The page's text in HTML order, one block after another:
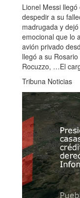
Lionel Messi
despedir a su
madrugada y
emocional que lo
avión privado
llegó a su
Rocuzzo, …El
Tribuna Noticias